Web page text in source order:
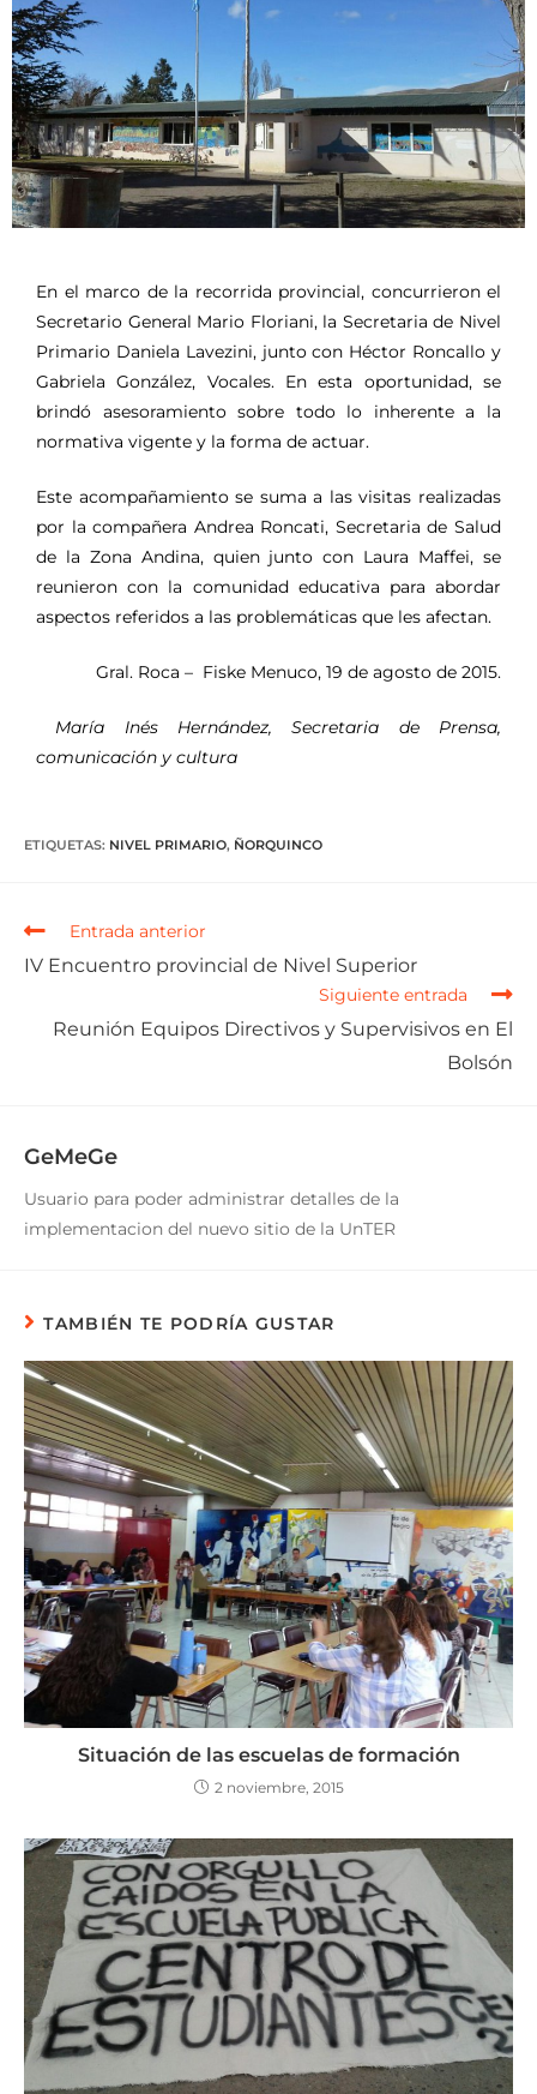
En el marco de la recorrida provincial, concurrieron el
Secretario General Mario Floriani, la Secretaria de Nivel
Primario Daniela Lavezini, junto con Héctor Roncallo y
Gabriela González, Vocales. En esta oportunidad, se
brindó asesoramiento sobre todo lo inherente a la
normativa vigente y la forma de actuar.
Este acompañamiento se suma a las visitas realizadas
por la compañera Andrea Roncati, Secretaria de Salud
de la Zona Andina, quien junto con Laura Maffei, se
reunieron con la comunidad educativa para abordar
aspectos referidos a las problemáticas que les afectan.
Gral. Roca – Fiske Menuco, 19 de agosto de 2015.
María Inés Hernández, Secretaria de Prensa,
comunicación y cultura
ETIQUETAS: NIVEL PRIMARIO, ÑORQUINCO
Entrada anterior
IV Encuentro provincial de Nivel Superior
Siguiente entrada
Reunión Equipos Directivos y Supervisivos en El
Bolsón
GeMeGe
Usuario para poder administrar detalles de la
implementacion del nuevo sitio de la UnTER
TAMBIÉN TE PODRÍA GUSTAR
Situación de las escuelas de formación
2 noviembre, 2015